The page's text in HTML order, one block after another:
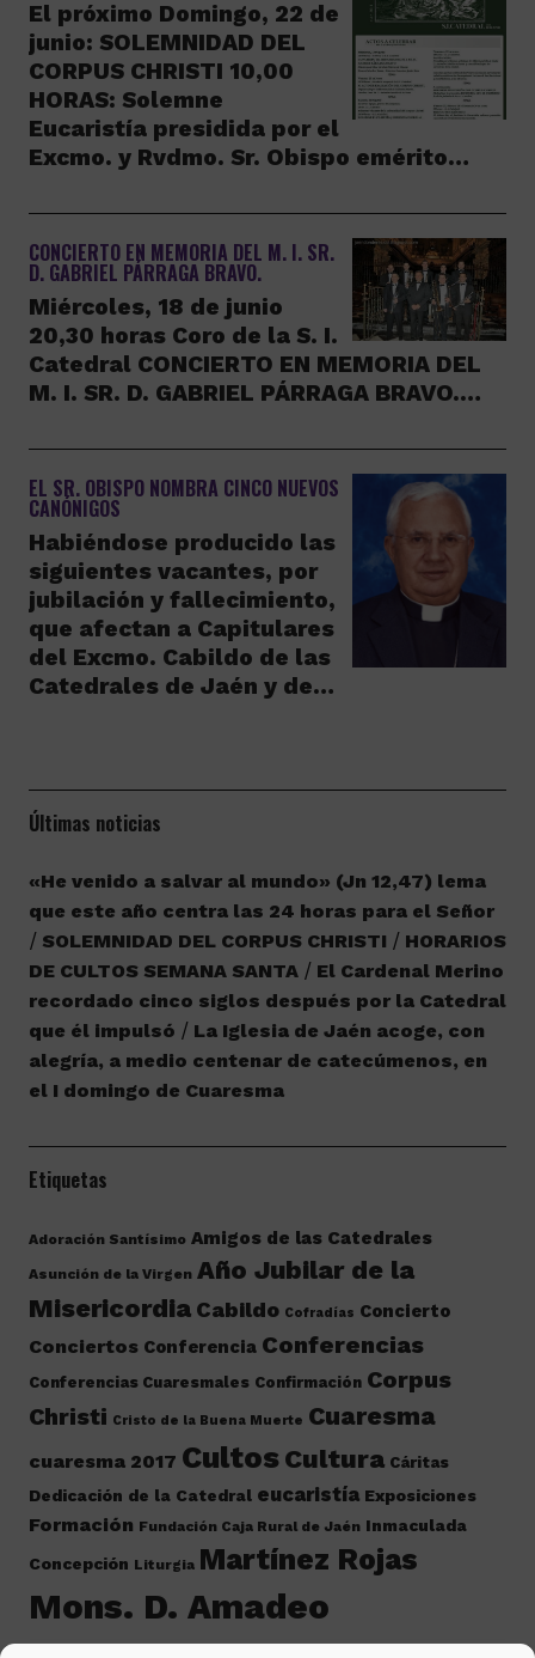
El próximo Domingo, 22 de
junio: SOLEMNIDAD DEL
CORPUS CHRISTI 10,00
HORAS: Solemne
Eucaristía presidida por el
Excmo. y Rvdmo. Sr. Obispo emérito…
CONCIERTO EN MEMORIA DEL M. I. SR.
D. GABRIEL PÁRRAGA BRAVO.
Miércoles, 18 de junio
20,30 horas Coro de la S. I.
Catedral CONCIERTO EN MEMORIA DEL
M. I. SR. D. GABRIEL PÁRRAGA BRAVO.…
EL SR. OBISPO NOMBRA CINCO NUEVOS
CANÓNIGOS
Habiéndose producido las
siguientes vacantes, por
jubilación y fallecimiento,
que afectan a Capitulares
del Excmo. Cabildo de las
Catedrales de Jaén y de…
Últimas noticias
«He venido a salvar al mundo» (Jn 12,47) lema
que este año centra las 24 horas para el Señor
SOLEMNIDAD DEL CORPUS CHRISTI
HORARIOS
DE CULTOS SEMANA SANTA
El Cardenal Merino
recordado cinco siglos después por la Catedral
que él impulsó
La Iglesia de Jaén acoge, con
alegría, a medio centenar de catecúmenos, en
el I domingo de Cuaresma
Etiquetas
Adoración Santísimo Amigos de las Catedrales
Asunción de la Virgen Año Jubilar de la
Misericordia Cabildo Cofradías Concierto
Conciertos Conferencia Conferencias
Conferencias Cuaresmales Confirmación Corpus
Christi Cristo de la Buena Muerte Cuaresma
cuaresma 2017 Cultos Cultura Cáritas
Dedicación de la Catedral eucaristía Exposiciones
Formación Fundación Caja Rural de Jaén Inmaculada
Concepción Liturgia Martínez Rojas
Mons. D. Amadeo